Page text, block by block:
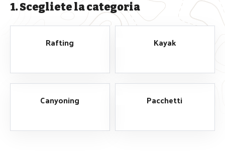
1. Scegliete la categoria
Rafting Kayak
Canyoning Pacchetti